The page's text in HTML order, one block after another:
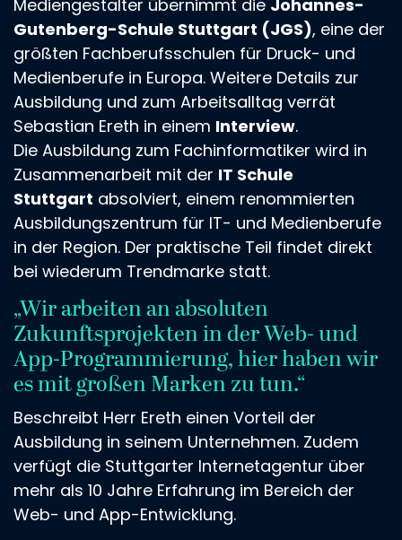
Mediengestalter übernimmt die Johannes-
Gutenberg-Schule Stuttgart (JGS), eine der
größten Fachberufsschulen für Druck- und
Medienberufe in Europa. Weitere Details zur
Ausbildung und zum Arbeitsalltag verrät
Sebastian Ereth in einem Interview.
Die Ausbildung zum Fachinformatiker wird in
Zusammenarbeit mit der IT Schule
Stuttgart absolviert, einem renommierten
Ausbildungszentrum für IT- und Medienberufe
in der Region. Der praktische Teil findet direkt
bei wiederum Trendmarke statt.
„Wir arbeiten an absoluten
Zukunftsprojekten in der Web- und
App-Programmierung, hier haben wir
es mit großen Marken zu tun.“
Beschreibt Herr Ereth einen Vorteil der
Ausbildung in seinem Unternehmen. Zudem
verfügt die Stuttgarter Internetagentur über
mehr als 10 Jahre Erfahrung im Bereich der
Web- und App-Entwicklung.